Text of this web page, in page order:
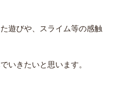
遊びや、スライム等の感触
いきたいと思います。